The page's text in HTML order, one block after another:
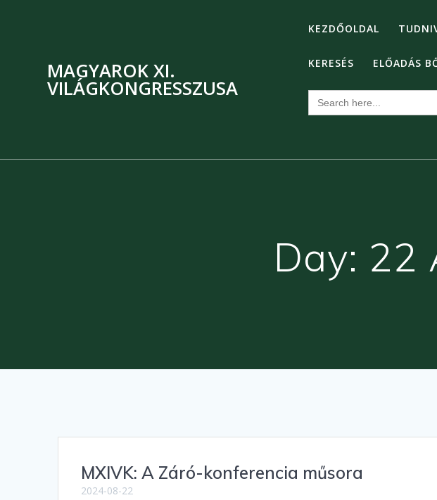
MAGYAROK XI.
VILÁGKONGRESSZUSA
KEZDŐOLDAL
KERESÉS ELŐADÁS
Search
for:
Day: 22
MXIVK: A Záró-konferencia műsora
2024-08-22